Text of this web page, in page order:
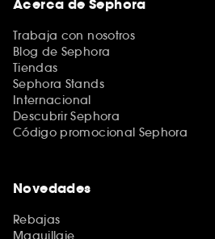
Acerca de Sephora
Trabaja con nosotros
Blog de Sephora
Tiendas
Sephora Stands
Internacional
Descubrir Sephora
Código promocional Sephora
Novedades
Rebajas
Maquillaje